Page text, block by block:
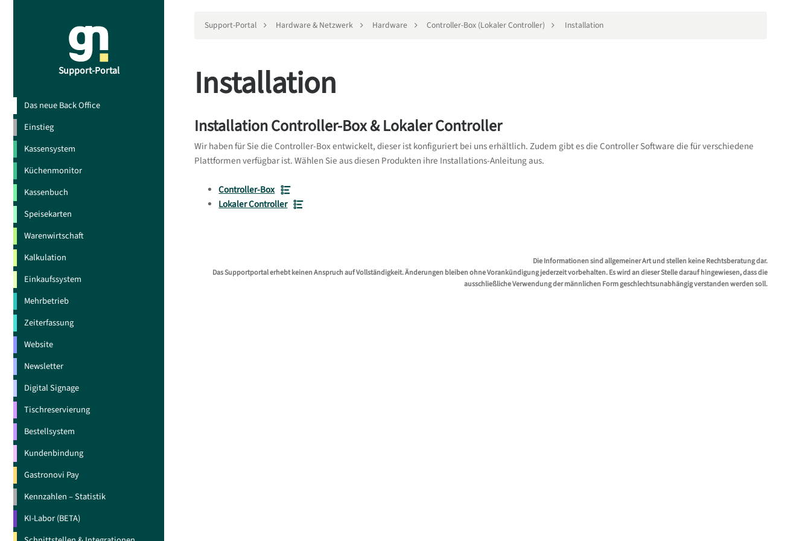
Support-Portal
Das neue Back Office
Einstieg
Kassensystem
Küchenmonitor
Kassenbuch
Speisekarten
Warenwirtschaft
Kalkulation
Einkaufssystem
Mehrbetrieb
Zeiterfassung
Website
Newsletter
Digital Signage
Tischreservierung
Bestellsystem
Kundenbindung
Gastronovi Pay
Kennzahlen – Statistik
KI-Labor (BETA)
Support-Portal Hardware & Netzwerk Hardware Controller-Box (Lokaler Controller) Installation
Installation
Installation Controller-Box & Lokaler Controller
Wir haben für Sie die Controller-Box entwickelt, dieser ist konfiguriert bei uns erhältlich. Zudem gibt es die Controller Software die für verschiedene
Plattformen verfügbar ist. Wählen Sie aus diesen Produkten ihre Installations-Anleitung aus.
Controller-Box
Lokaler Controller
Die Informationen sind allgemeiner Art und stellen keine Rechtsberatung dar.
Das Supportportal erhebt keinen Anspruch auf Vollständigkeit. Änderungen bleiben ohne Vorankündigung jederzeit vorbehalten. Es wird an dieser Stelle darauf hingewiesen, dass die
ausschließliche Verwendung der männlichen Form geschlechtsunabhängig verstanden werden soll.